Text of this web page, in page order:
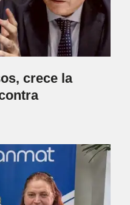
crece la